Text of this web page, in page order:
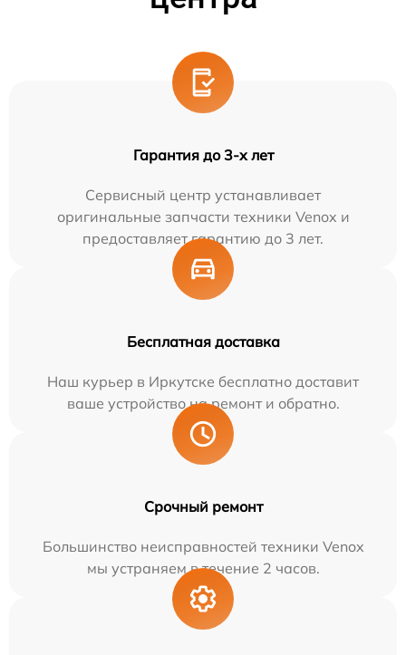
Гарантия до 3-х лет
Сервисный центр устанавливает
оригинальные запчасти техники Venox и
предоставляет гарантию до 3 лет.
Бесплатная доставка
Наш курьер в Иркутске бесплатно доставит
ваше устройство на ремонт и обратно.
Срочный ремонт
Большинство неисправностей техники Venox
мы устраняем в течение 2 часов.